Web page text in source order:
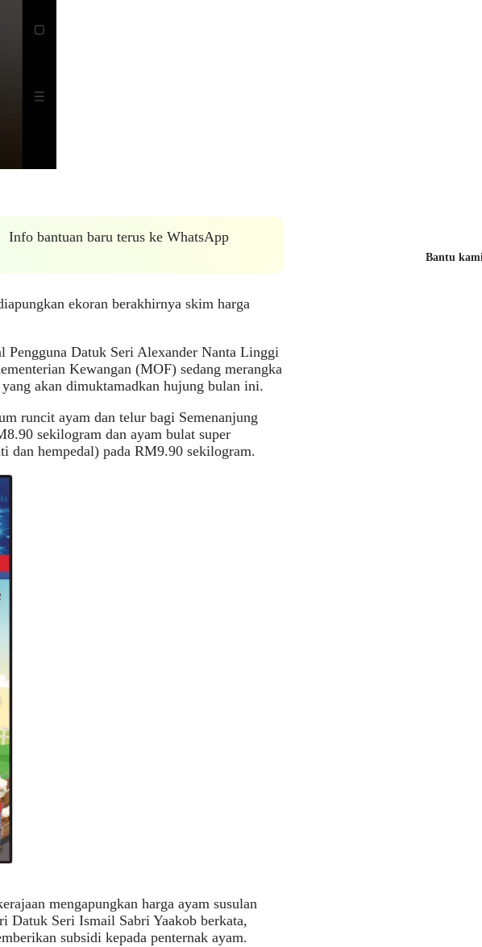
Info bantuan baru terus ke WhatsApp
ekoran berakhirnya skim harga
Pengguna Datuk Seri Alexander Nanta Linggi
Kewangan (MOF) sedang merangka
akan dimuktamadkan hujung bulan ini.
runcit ayam dan telur bagi Semenanjung
sekilogram dan ayam bulat super
dan hempedal) pada RM9.90 sekilogram.
mengapungkan harga ayam susulan
Datuk Seri Ismail Sabri Yaakob berkata,
subsidi kepada penternak ayam.
Bantu